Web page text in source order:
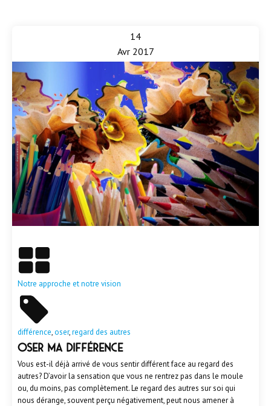
14
Avr 2017
Notre approche et notre vision
différence,oser,regard des autres
Oser ma différence
Vous est-il déjà arrivé de vous sentir différent face au regard des
autres? D’avoir la sensation que vous ne rentrez pas dans le moule
ou, du moins, pas complètement. Le regard des autres sur soi qui
nous dérange, souvent perçu négativement, peut nous amener à